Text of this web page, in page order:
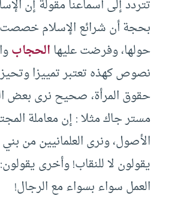
تتردد إلى أسماعنا مقولة إن
بحجة أن شرائع الإسلام خصصت
حولها، وفرضت عليهاالحجاب
نصوص كهذه تعتبر تمييزا
حقوق المرأة، صحيح نرى بعض
مستر جاك مثلا : إن معاملة
الأصول، ونرى العلمانيين من
يقولون لا للنقاب! وأخرى
العمل سواء بسواء مع الرجال!